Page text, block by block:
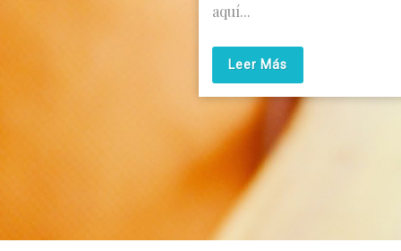
aquí...
Leer Más